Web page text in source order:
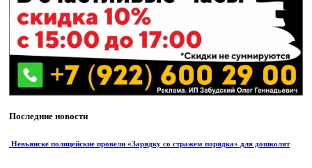
Последние новости
Невьянске полицейские провели «Зарядку со стражем порядка» для дошколят